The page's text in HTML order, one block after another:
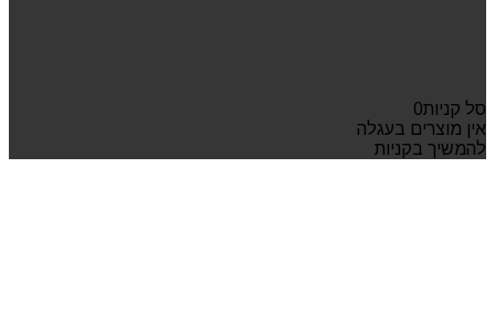
סל קניות0
אין מוצרים בעגלה
להמשיך בקניות